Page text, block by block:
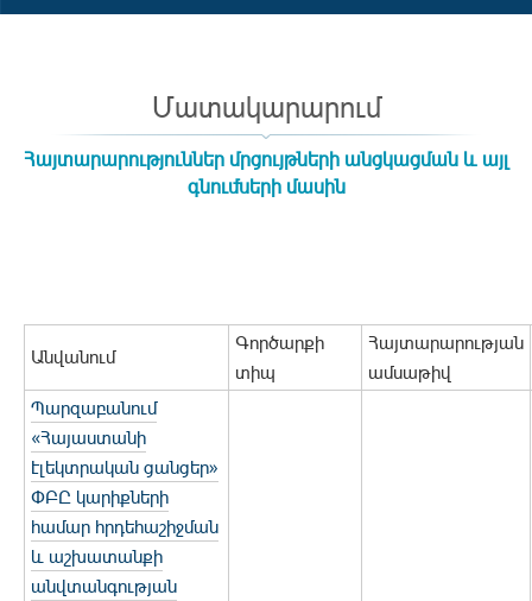
Մատակարարում
Հայտարարություններ մրցույթների անցկացման և այլ
գնումների մասին
Անվանում
Գործարքի
տիպ
Հայտարարության
ամսաթիվ
Պարզաբանում
«Հայաստանի
էլեկտրական ցանցեր»
ՓԲԸ կարիքների
համար հրդեհաշիջման
և աշխատանքի
անվտանգության